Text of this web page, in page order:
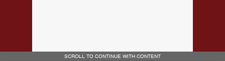
SCROLL TO CONTINUE WITH CONTENT